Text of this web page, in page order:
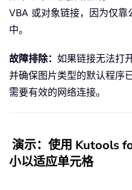
VBA 或对象链接，因为仅
中。
故障排除： 如果链接无法打
并确保图片类型的默认程序
需要有效的网络连接。
演示：使用 Kutools
小以适应单元格